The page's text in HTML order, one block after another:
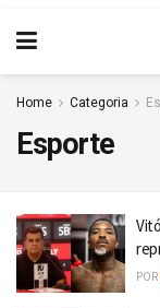
Home Categoria
Esporte
POR